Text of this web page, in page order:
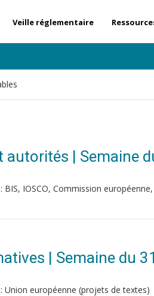
Veille réglementaire
| Semaine
IOSCO, Commission européenne,
| Semaine du
Union européenne (projets de textes)